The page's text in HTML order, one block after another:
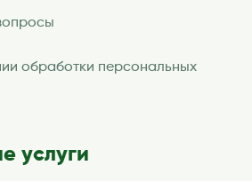
обработки персональных
услуги